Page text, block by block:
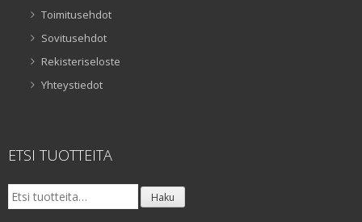
Toimitusehdot
Sovitusehdot
Rekisteriseloste
Yhteystiedot
ETSI TUOTTEITA
Etsi: Haku